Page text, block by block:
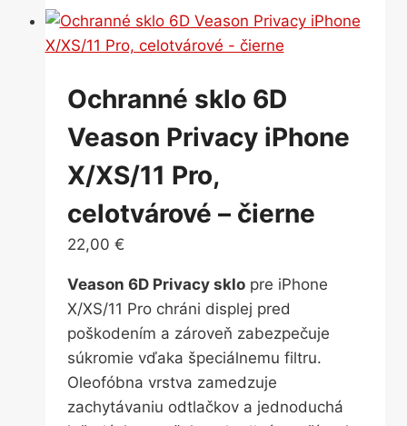
Ochranné sklo 6D
Veason Privacy iPhone
X/XS/11 Pro,
celotvárové – čierne
22,00 €
Veason 6D Privacy sklopre iPhone
X/XS/11 Pro chráni displej pred
poškodením a zároveň zabezpečuje
súkromie vďaka špeciálnemu filtru.
Oleofóbna vrstva zamedzuje
zachytávaniu odtlačkov a jednoduchá